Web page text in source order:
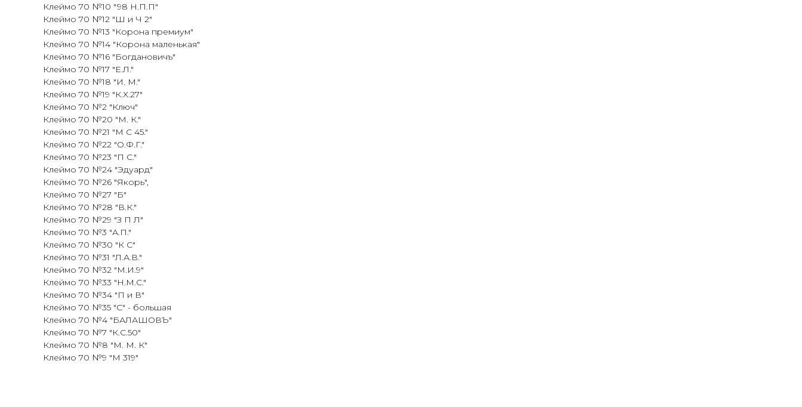
Клеймо 70 №10 "98 Н.П.П"
Клеймо 70 №12 "Ш и Ч 2"
Клеймо 70 №13 "Корона премиум"
Клеймо 70 №14 "Корона маленькая"
Клеймо 70 №16 "Богдановичъ"
Клеймо 70 №17 "Е.Л."
Клеймо 70 №18 "И. М."
Клеймо 70 №19 "К.Х.27"
Клеймо 70 №2 "Ключ"
Клеймо 70 №20 "М. К."
Клеймо 70 №21 "М С 45."
Клеймо 70 №22 "О.Ф.Г."
Клеймо 70 №23 "П С."
Клеймо 70 №24 "Эдуард"
Клеймо 70 №26 "Якорь",
Клеймо 70 №27 "Б"
Клеймо 70 №28 "В.К."
Клеймо 70 №29 "З П Л"
Клеймо 70 №3 "А.П."
Клеймо 70 №30 "К С"
Клеймо 70 №31 "Л.А.В."
Клеймо 70 №32 "М.И.9"
Клеймо 70 №33 "Н.М.С."
Клеймо 70 №34 "П и В"
Клеймо 70 №35 "С" - большая
Клеймо 70 №4 "БАЛАШОВЪ"
Клеймо 70 №7 "К.С.50"
Клеймо 70 №8 "М. М. К"
Клеймо 70 №9 "М 319"